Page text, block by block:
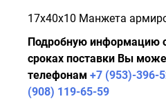
17x40x10 Манжета
Подробную информацию
сроках поставки Вы
телефонам +7 (953)-396-
(908) 119-65-59